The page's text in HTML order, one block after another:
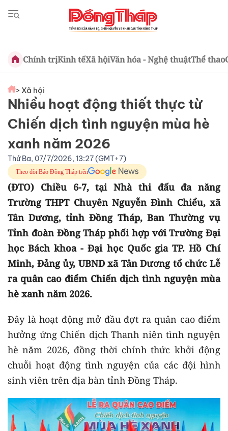
Chính trịKinh tếXã hộiVăn hóa - Nghệ thuậtThể thao
> Xã hội
Nhiều hoạt động thiết thực từ
Chiến dịch tình nguyện mùa hè
xanh năm 2026
Thứ Ba, 07/7/2026, 13:27 (GMT+7)
Theo dõi Báo Đồng Tháp trên
(ĐTO) Chiều 6-7, tại Nhà thi đấu đa năng
Trường THPT Chuyên Nguyễn Đình Chiểu, xã
Tân Dương, tỉnh Đồng Tháp, Ban Thường vụ
Tỉnh đoàn Đồng Tháp phối hợp với Trường Đại
học Bách khoa - Đại học Quốc gia TP. Hồ Chí
Minh, Đảng ủy, UBND xã Tân Dương tổ chức Lễ
ra quân cao điểm Chiến dịch tình nguyện mùa
hè xanh năm 2026.
Đây là hoạt động mở đầu đợt ra quân cao điểm
hưởng ứng Chiến dịch Thanh niên tình nguyện
hè năm 2026, đồng thời chính thức khởi động
chuỗi hoạt động tình nguyện của các đội hình
sinh viên trên địa bàn tỉnh Đồng Tháp.